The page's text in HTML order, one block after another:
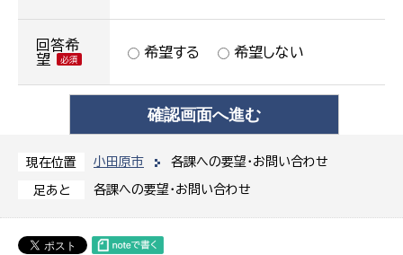
現在位置 小田原市 各課への要望・お問い合わせ
足あと 各課への要望・お問い合わせ
回答希
望
希望する 希望しない